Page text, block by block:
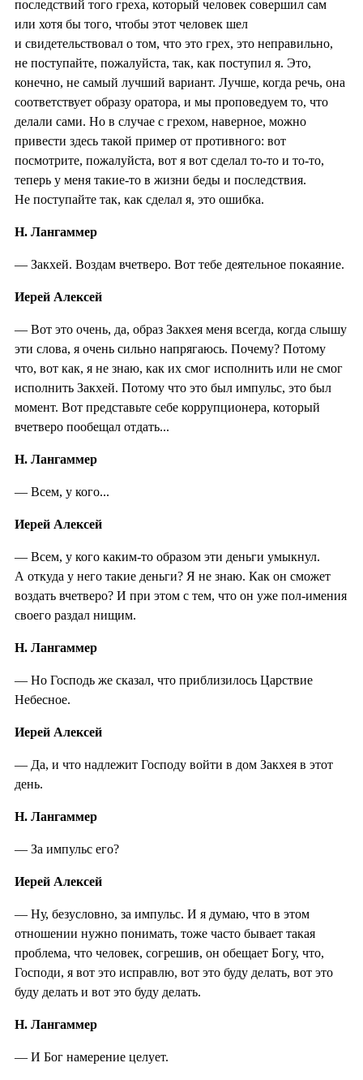
последствий того греха, который человек совершил сам
или хотя бы того, чтобы этот человек шел
и свидетельствовал о том, что это грех, это неправильно,
не поступайте, пожалуйста, так, как поступил я. Это,
конечно, не самый лучший вариант. Лучше, когда речь, она
соответствует образу оратора, и мы проповедуем то, что
делали сами. Но в случае с грехом, наверное, можно
привести здесь такой пример от противного: вот
посмотрите, пожалуйста, вот я вот сделал то-то и то-то,
теперь у меня такие-то в жизни беды и последствия.
Не поступайте так, как сделал я, это ошибка.
Н. Лангаммер
— Закхей. Воздам вчетверо. Вот тебе деятельное покаяние.
Иерей Алексей
— Вот это очень, да, образ Закхея меня всегда, когда слышу
эти слова, я очень сильно напрягаюсь. Почему? Потому
что, вот как, я не знаю, как их смог исполнить или не смог
исполнить Закхей. Потому что это был импульс, это был
момент. Вот представьте себе коррупционера, который
вчетверо пообещал отдать...
Н. Лангаммер
— Всем, у кого...
Иерей Алексей
— Всем, у кого каким-то образом эти деньги умыкнул.
А откуда у него такие деньги? Я не знаю. Как он сможет
воздать вчетверо? И при этом с тем, что он уже пол-имения
своего раздал нищим.
Н. Лангаммер
— Но Господь же сказал, что приблизилось Царствие
Небесное.
Иерей Алексей
— Да, и что надлежит Господу войти в дом Закхея в этот
день.
Н. Лангаммер
— За импульс его?
Иерей Алексей
— Ну, безусловно, за импульс. И я думаю, что в этом
отношении нужно понимать, тоже часто бывает такая
проблема, что человек, согрешив, он обещает Богу, что,
Господи, я вот это исправлю, вот это буду делать, вот это
буду делать и вот это буду делать.
Н. Лангаммер
— И Бог намерение целует.